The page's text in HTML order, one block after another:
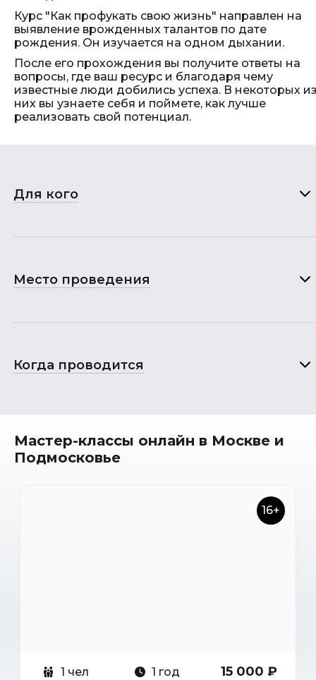
Курс "Как профукать свою жизнь" направлен на
выявление врожденных талантов по дате
рождения. Он изучается на одном дыхании.
После его прохождения вы получите ответы на
вопросы, где ваш ресурс и благодаря чему
известные люди добились успеха. В некоторых
них вы узнаете себя и поймете, как лучше
реализовать свой потенциал.
Для кого
Место проведения
Когда проводится
Мастер-классы онлайн в Москве и
Подмосковье
16+
1 чел 1 год 15 000 ₽